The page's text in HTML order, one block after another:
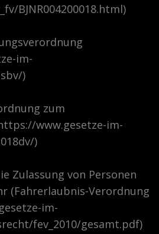
BJNR004200018.html)
im-
)
zum
www.gesetze-im-
)
Zulassung von Personen
(Fahrerlaubnis-Verordnung
im-
fev_2010/gesamt.pdf)